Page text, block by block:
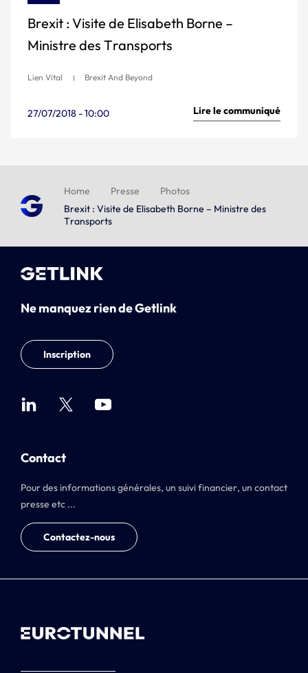
Brexit : Visite de Elisabeth Borne –
Ministre des Transports
Lien Vital Brexit And Beyond
27/07/2018 - 10:00 Lire le communiqué
Home Presse
Photos
Brexit : Visite de Elisabeth Borne – Ministre des
Transports
Ne manquez rien de Getlink
Inscription
Contact
Pour des informations générales, un suivi financier, un contact
presse etc ...
Contactez-nous